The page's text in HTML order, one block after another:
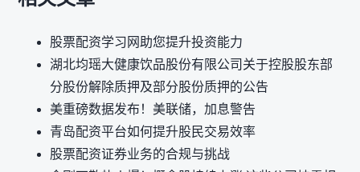
股票配资学习网助您提升投资能力
湖北均瑶大健康饮品股份有限公司关于控股股东部
分股份解除质押及部分股份质押的公告
美重磅数据发布！美联储，加息警告
青岛配资平台如何提升股民交易效率
股票配资证券业务的合规与挑战